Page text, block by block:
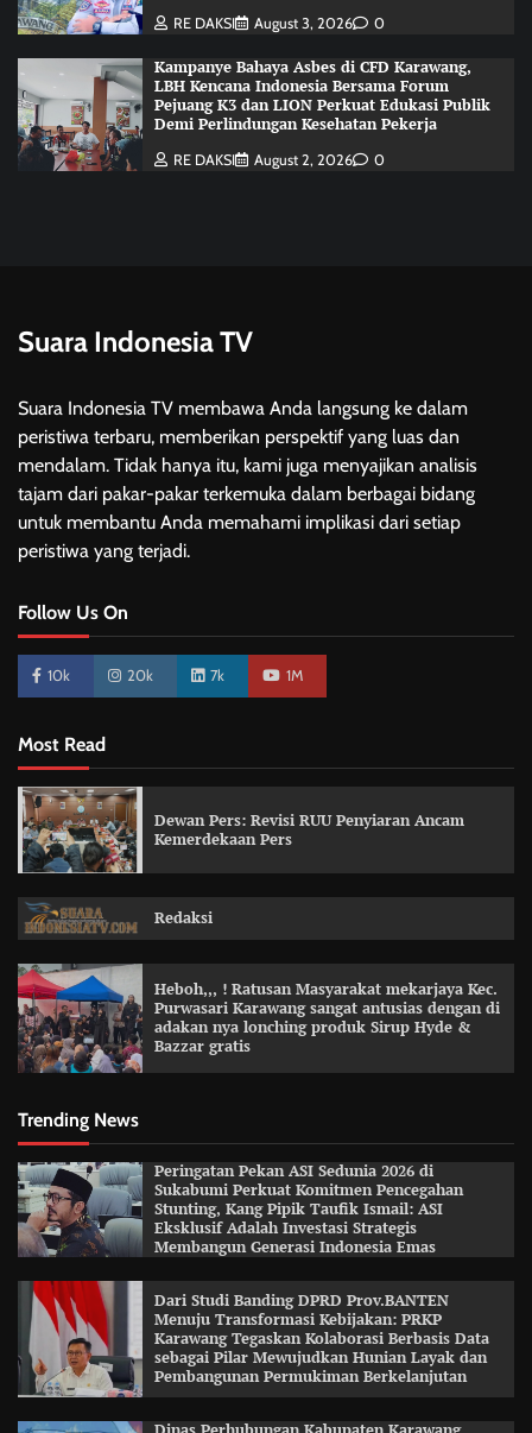
RE DAKSI August 3, 2026 0
Kampanye Bahaya Asbes di CFD Karawang,
LBH Kencana Indonesia Bersama Forum
Pejuang K3 dan LION Perkuat Edukasi Publik
Demi Perlindungan Kesehatan Pekerja
RE DAKSI August 2, 2026 0
Suara Indonesia TV
Suara Indonesia TV membawa Anda langsung ke dalam
peristiwa terbaru, memberikan perspektif yang luas dan
mendalam. Tidak hanya itu, kami juga menyajikan analisis
tajam dari pakar-pakar terkemuka dalam berbagai bidang
untuk membantu Anda memahami implikasi dari setiap
peristiwa yang terjadi.
Follow Us On
10k 20k 7k 1M
Most Read
Dewan Pers: Revisi RUU Penyiaran Ancam
Kemerdekaan Pers
Redaksi
Heboh,,, ! Ratusan Masyarakat mekarjaya Kec.
Purwasari Karawang sangat antusias dengan di
adakan nya lonching produk Sirup Hyde &
Bazzar gratis
Trending News
Peringatan Pekan ASI Sedunia 2026 di
Sukabumi Perkuat Komitmen Pencegahan
Stunting, Kang Pipik Taufik Ismail: ASI
Eksklusif Adalah Investasi Strategis
Membangun Generasi Indonesia Emas
Dari Studi Banding DPRD Prov.BANTEN
Menuju Transformasi Kebijakan: PRKP
Karawang Tegaskan Kolaborasi Berbasis Data
sebagai Pilar Mewujudkan Hunian Layak dan
Pembangunan Permukiman Berkelanjutan